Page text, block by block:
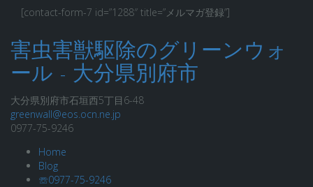
[contact-form-7 id=”1288″ title=”メルマガ登録”]
害虫害獣駆除のグリーンウォ
ール - 大分県別府市
大分県別府市石垣西5丁目6-48
greenwall@eos.ocn.ne.jp
0977-75-9246
Home
Blog
☏0977-75-9246